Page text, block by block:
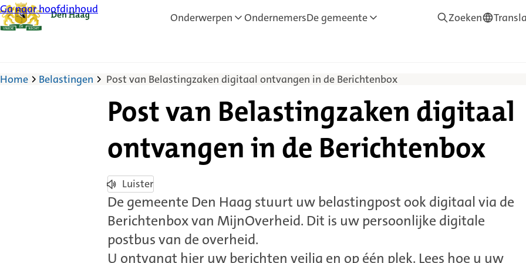
Ga naar hoofdinhoud
Onderwerpen OndernemersDe gemeente Zoeken—
Home Belastingen Post van Belastingzaken digitaal ontvangen in de Berichtenbox
Post van Belastingzaken digitaal
ontvangen in de Berichtenbox
Luister
De gemeente Den Haag stuurt uw belastingpost ook digitaal via de
Berichtenbox van MijnOverheid. Dit is uw persoonlijke digitale
postbus van de overheid.
U ontvangt hier uw berichten veilig en op één plek. Lees hoe u uw